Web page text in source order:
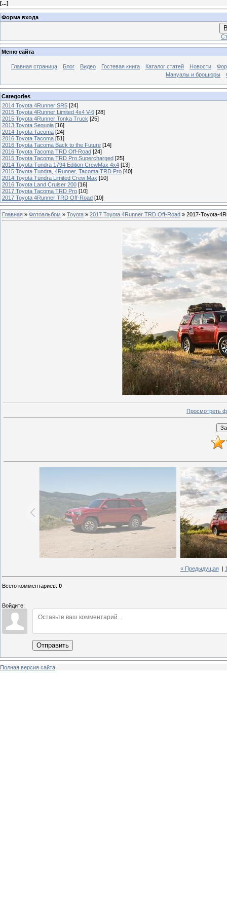
[...]
Форма входа
Меню сайта
Главная страница Блог Видео Гостевая книга Каталог статей Новости
Мануалы и брошюры
Categories
2014 Toyota 4Runner SR5 [24]
2015 Toyota 4Runner Limited 4x4 V-6 [28]
2015 Toyota 4Runner Tonka Truck [25]
2013 Toyota Sequoia [16]
2014 Toyota Tacoma [24]
2016 Toyota Tacoma [51]
2016 Toyota Tacoma Back to the Future [14]
2016 Toyota Tacoma TRD Off-Road [24]
2015 Toyota Tacoma TRD Pro Supercharged [25]
2014 Toyota Tundra 1794 Edition CrewMax 4x4 [13]
2015 Toyota Tundra, 4Runner, Tacoma TRD Pro [40]
2014 Toyota Tundra Limited Crew Max [10]
2016 Toyota Land Cruiser 200 [16]
2017 Toyota Tacoma TRD Pro [10]
2017 Toyota 4Runner TRD Off-Road [10]
Главная » Фотоальбом » Toyota » 2017 Toyota 4Runner TRD Off-Road » 2017-Toyota-
Просмотреть
« Предыдущая|
Всего комментариев: 0
Войдите:
Отправить
Полная версия сайта